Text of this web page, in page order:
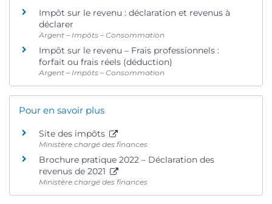
Impôt sur le revenu : déclaration et revenus à
déclarer
Argent – Impôts – Consommation
Impôt sur le revenu – Frais professionnels :
forfait ou frais réels (déduction)
Argent – Impôts – Consommation
Pour en savoir plus
Site des impôts
Ministère chargé des finances
Brochure pratique 2022 – Déclaration des
revenus de 2021
Ministère chargé des finances